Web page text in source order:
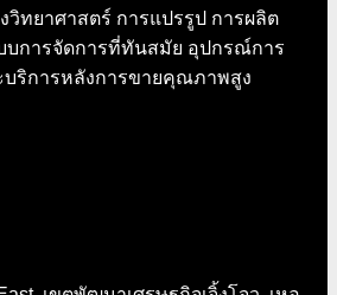
วิทยาศาสตร์ การแปรรูป การผลิต
บการจัดการที่ทันสมัย ​​อุปกรณ์การ
ริการหลังการขายคุณภาพสูง